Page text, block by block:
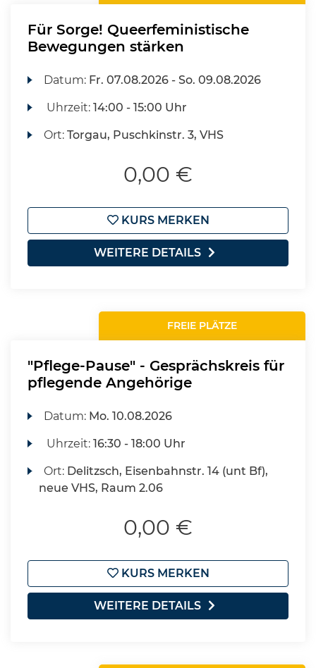
Für Sorge! Queerfeministische
Bewegungen stärken
Datum: Fr. 07.08.2026 -So. 09.08.2026
Uhrzeit:14:00 - 15:00 Uhr
Ort:Torgau, Puschkinstr. 3, VHS
0,00 €
KURS MERKEN
WEITERE DETAILS
FREIE PLÄTZE
"Pflege-Pause" - Gesprächskreis für
pflegende Angehörige
Datum: Mo. 10.08.2026
Uhrzeit:16:30 - 18:00 Uhr
Ort: Delitzsch, Eisenbahnstr. 14 (unt Bf),
neue VHS, Raum 2.06
0,00 €
KURS MERKEN
WEITERE DETAILS